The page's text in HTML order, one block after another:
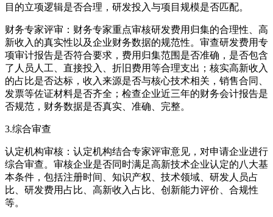
目的立项逻辑是否合理，研发投入与项目规模是否匹配。
财务专家评审：财务专家重点审核研发费用归集的合理性、高
新收入的真实性以及企业财务数据的规范性。审查研发费用专
项审计报告是否符合要求，费用归集范围是否准确，是否包含
了人员人工、直接投入、折旧费用等合理支出；核实高新收入
的占比是否达标，收入来源是否与核心技术相关，销售合同、
发票等佐证材料是否齐全；检查企业近三年的财务会计报告是
否规范，财务数据是否真实、准确、完整。
3.综合审查
认定机构审核：认定机构结合专家评审意见，对申请企业进行
综合审查。审核企业是否同时满足高新技术企业认定的八大基
本条件，包括注册时间、知识产权、技术领域、研发人员占
比、研发费用占比、高新收入占比、创新能力评价、合规性
等。